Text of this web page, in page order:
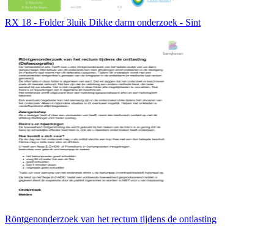
RX 18 - Folder 3luik Dikke darm onderzoek - Sint
Röntgenonderzoek van het rectum tijdens de ontlasting